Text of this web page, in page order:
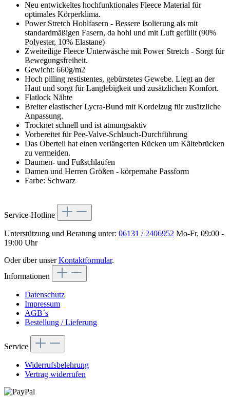
Neu entwickeltes hochfunktionales Fleece Material für
optimales Körperklima.
Power Stretch Hohlfasern - Bessere Isolierung als mit
standardmäßigen Fasern, da hohl und mit Luft gefüllt (90%
Polyester, 10% Elastane)
Zweiteilige Fleece Unterwäsche mit Power Stretch - Sorgt für
Bewegungsfreiheit.
Gewicht: 660g/m2
Hoch pilling restistentes, gebürstetes Gewebe. Liegt an der
Haut und sorgt für Langlebigkeit und zusätzlichen Komfort.
Flatlock Nähte
Breiter elastischer Lycra-Bund mit Kordelzug für zusätzliche
Anpassung.
Trocknet schnell und ist atmungsaktiv
Vorbereitet für Pee-Valve-Schlauch-Durchführung
Das Oberteil hat einen verlängerten Rücken um Kältebrücken
zu vermeiden.
Daumen- und Fußschlaufen
Damen und Herren Größen - körpernahe Passform
Farbe: Schwarz
Service-Hotline
Unterstützung und Beratung unter: 06131 / 2406952 Mo-Fr, 09:00 -
19:00 Uhr
Oder über unserKontaktformular.
Informationen
Datenschutz
Impressum
AGB´s
Bestellung / Lieferung
Service
Widerrufsbelehrung
Vertrag widerrufen